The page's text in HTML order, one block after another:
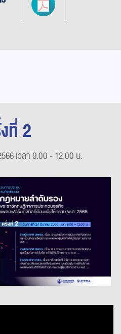
ที่ 2
เวลา 9.00 - 12.00 น.